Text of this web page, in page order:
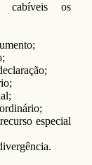
os
especial